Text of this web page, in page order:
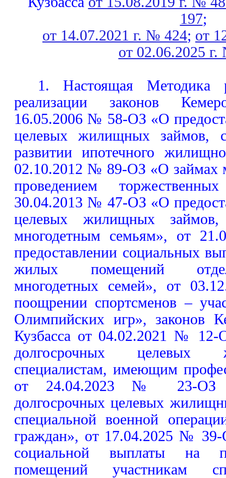
197;
от 14.07.2021 г. № 424; от
от 02.06.2025
1. Настоящая Методика
реализации законов
16.05.2006 № 58-ОЗ «О
целевых жилищных займов,
развитии ипотечного
02.10.2012 № 89-ОЗ «О займах
проведением
30.04.2013 № 47-ОЗ «О
целевых жилищных займов,
многодетным семьям», от
предоставлении социальных
жилых помещений
многодетных семей», от
поощрении спортсменов –
Олимпийских игр», законов
Кузбасса от 04.02.2021 № 12-
долгосрочных целевых
специалистам, имеющим
от 24.04.2023 № 23-ОЗ
долгосрочных целевых
специальной военной
граждан», от 17.04.2025 №
социальной выплаты на
помещений участникам